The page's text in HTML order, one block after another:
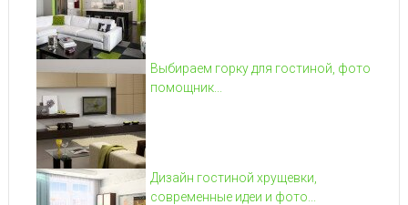
Выбираем горку для гостиной, фото
помощник...
Дизайн гостиной хрущевки,
современные идеи и фото...